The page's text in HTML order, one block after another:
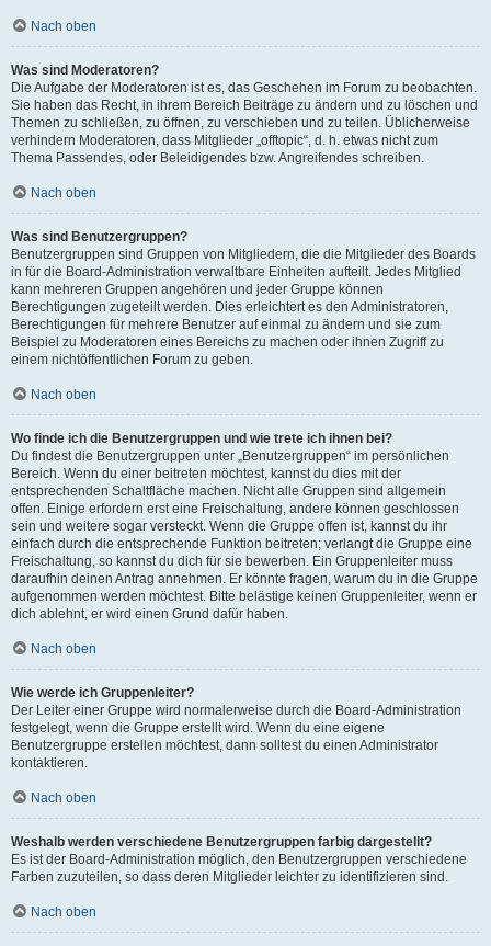
Nach oben
Was sind Moderatoren?
Die Aufgabe der Moderatoren ist es, das Geschehen im Forum zu beobachten.
Sie haben das Recht, in ihrem Bereich Beiträge zu ändern und zu löschen und
Themen zu schließen, zu öffnen, zu verschieben und zu teilen. Üblicherweise
verhindern Moderatoren, dass Mitglieder „offtopic“, d. h. etwas nicht zum
Thema Passendes, oder Beleidigendes bzw. Angreifendes schreiben.
Nach oben
Was sind Benutzergruppen?
Benutzergruppen sind Gruppen von Mitgliedern, die die Mitglieder des Boards
in für die Board-Administration verwaltbare Einheiten aufteilt. Jedes Mitglied
kann mehreren Gruppen angehören und jeder Gruppe können
Berechtigungen zugeteilt werden. Dies erleichtert es den Administratoren,
Berechtigungen für mehrere Benutzer auf einmal zu ändern und sie zum
Beispiel zu Moderatoren eines Bereichs zu machen oder ihnen Zugriff zu
einem nichtöffentlichen Forum zu geben.
Nach oben
Wo finde ich die Benutzergruppen und wie trete ich ihnen bei?
Du findest die Benutzergruppen unter „Benutzergruppen“ im persönlichen
Bereich. Wenn du einer beitreten möchtest, kannst du dies mit der
entsprechenden Schaltfläche machen. Nicht alle Gruppen sind allgemein
offen. Einige erfordern erst eine Freischaltung, andere können geschlossen
sein und weitere sogar versteckt. Wenn die Gruppe offen ist, kannst du ihr
einfach durch die entsprechende Funktion beitreten; verlangt die Gruppe eine
Freischaltung, so kannst du dich für sie bewerben. Ein Gruppenleiter muss
daraufhin deinen Antrag annehmen. Er könnte fragen, warum du in die Gruppe
aufgenommen werden möchtest. Bitte belästige keinen Gruppenleiter, wenn er
dich ablehnt, er wird einen Grund dafür haben.
Nach oben
Wie werde ich Gruppenleiter?
Der Leiter einer Gruppe wird normalerweise durch die Board-Administration
festgelegt, wenn die Gruppe erstellt wird. Wenn du eine eigene
Benutzergruppe erstellen möchtest, dann solltest du einen Administrator
kontaktieren.
Nach oben
Weshalb werden verschiedene Benutzergruppen farbig dargestellt?
Es ist der Board-Administration möglich, den Benutzergruppen verschiedene
Farben zuzuteilen, so dass deren Mitglieder leichter zu identifizieren sind.
Nach oben